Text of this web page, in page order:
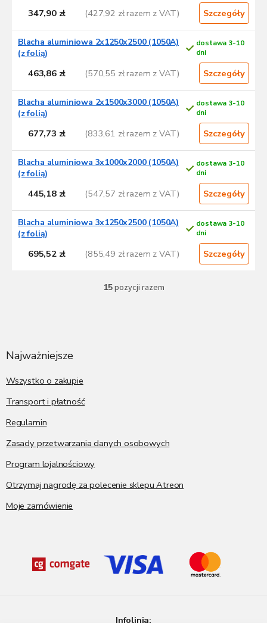
347,90 zł (427,92 zł razem z VAT) Szczegóły
Blacha aluminiowa 2x1250x2500 (1050A)
(z folią)
dostawa 3-10
dni
463,86 zł (570,55 zł razem z VAT) Szczegóły
Blacha aluminiowa 2x1500x3000 (1050A)
(z folią)
dostawa 3-10
dni
677,73 zł (833,61 zł razem z VAT) Szczegóły
Blacha aluminiowa 3x1000x2000 (1050A)
(z folią)
dostawa 3-10
dni
445,18 zł (547,57 zł razem z VAT) Szczegóły
Blacha aluminiowa 3x1250x2500 (1050A)
(z folią)
dostawa 3-10
dni
695,52 zł (855,49 zł razem z VAT) Szczegóły
K
y
15pozycji razem
Najważniejsze
Wszystko o zakupie
Transport i płatność
Regulamin
Zasady przetwarzania danych osobowych
Program lojalnościowy
Otrzymaj nagrodę za polecenie sklepu Atreon
Moje zamówienie
Infolinia: